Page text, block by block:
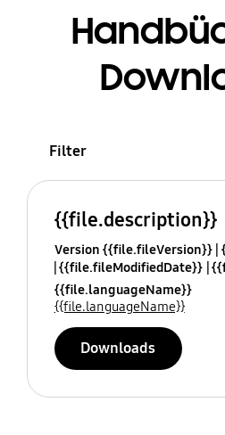
Filter
{{file.description}}
Version {{file.fileVersion}}
{{file.fileModifiedDate}}
{{file.languageName}}
{{file.languageName}}
Downloads